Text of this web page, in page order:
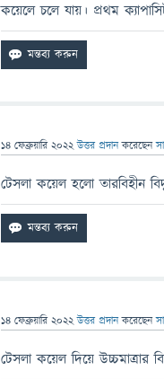
কয়েলে চলে যায়। প্রথম
14 ফেব্রুয়ারি 2022 উত্তর প্রদান করেছেন
টেসলা কয়েল হলো তারবিহীন
14 ফেব্রুয়ারি 2022 উত্তর প্রদান করেছেন
টেসলা কয়েল দিয়ে উচ্চমাত্রার